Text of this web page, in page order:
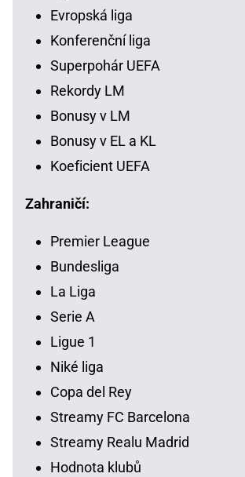
Evropská liga
Konferenční liga
Superpohár UEFA
Rekordy LM
Bonusy v LM
Bonusy v EL a KL
Koeficient UEFA
Zahraničí:
Premier League
Bundesliga
La Liga
Serie A
Ligue 1
Niké liga
Copa del Rey
Streamy FC Barcelona
Streamy Realu Madrid
Hodnota klubů